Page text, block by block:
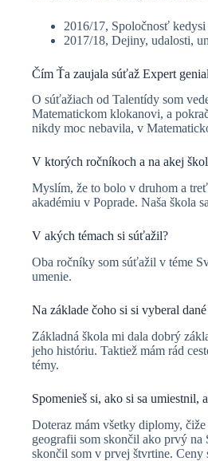
2016/17, Spoločnosť
2017/18, Dejiny, udalosti,
Čím Ťa zaujala súťaž Expert
O súťažiach od Talentídy som
Matematickom klokanovi, a
nikdy moc nebavila, v
V ktorých ročníkoch a na akej
Myslím, že to bolo v druhom a
akadémiu v Poprade. Naša škola
V akých témach si súťažil?
Oba ročníky som súťažil v téme
umenie.
Na základe čoho si si vyberal
Základná škola mi dala dobrý
jeho históriu. Taktiež mám rád
témy.
Spomenieš si, ako si sa umiestnil,
Doteraz mám všetky diplomy,
geografii som skončil ako prvý na
skončil som v prvej štvrtine.